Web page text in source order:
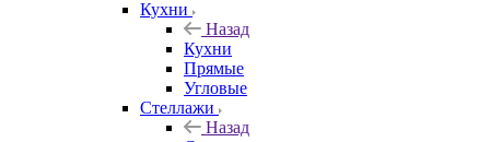
Кухни
Назад
Кухни
Прямые
Угловые
Стеллажи
Назад